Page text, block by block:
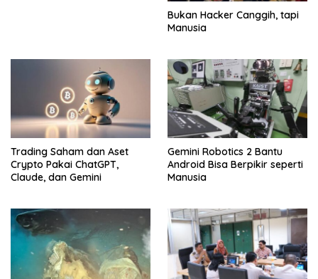
Bukan Hacker Canggih, tapi
Manusia
Trading Saham dan Aset
Crypto Pakai ChatGPT,
Claude, dan Gemini
Gemini Robotics 2 Bantu
Android Bisa Berpikir seperti
Manusia